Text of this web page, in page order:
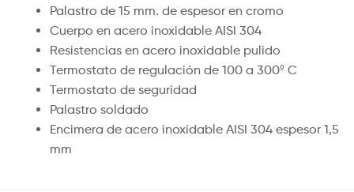
Palastro de 15 mm. de espesor en cromo
Cuerpo en acero inoxidable AISI 304
Resistencias en acero inoxidable pulido
Termostato de regulación de 100 a 300º C
Termostato de seguridad
Palastro soldado
Encimera de acero inoxidable AISI 304 espesor 1,5
mm